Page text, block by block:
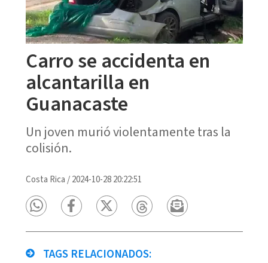
Carro se accidenta en
alcantarilla en
Guanacaste
Un joven murió violentamente tras la
colisión.
Costa Rica /2024-10-28 20:22:51
TAGS RELACIONADOS: